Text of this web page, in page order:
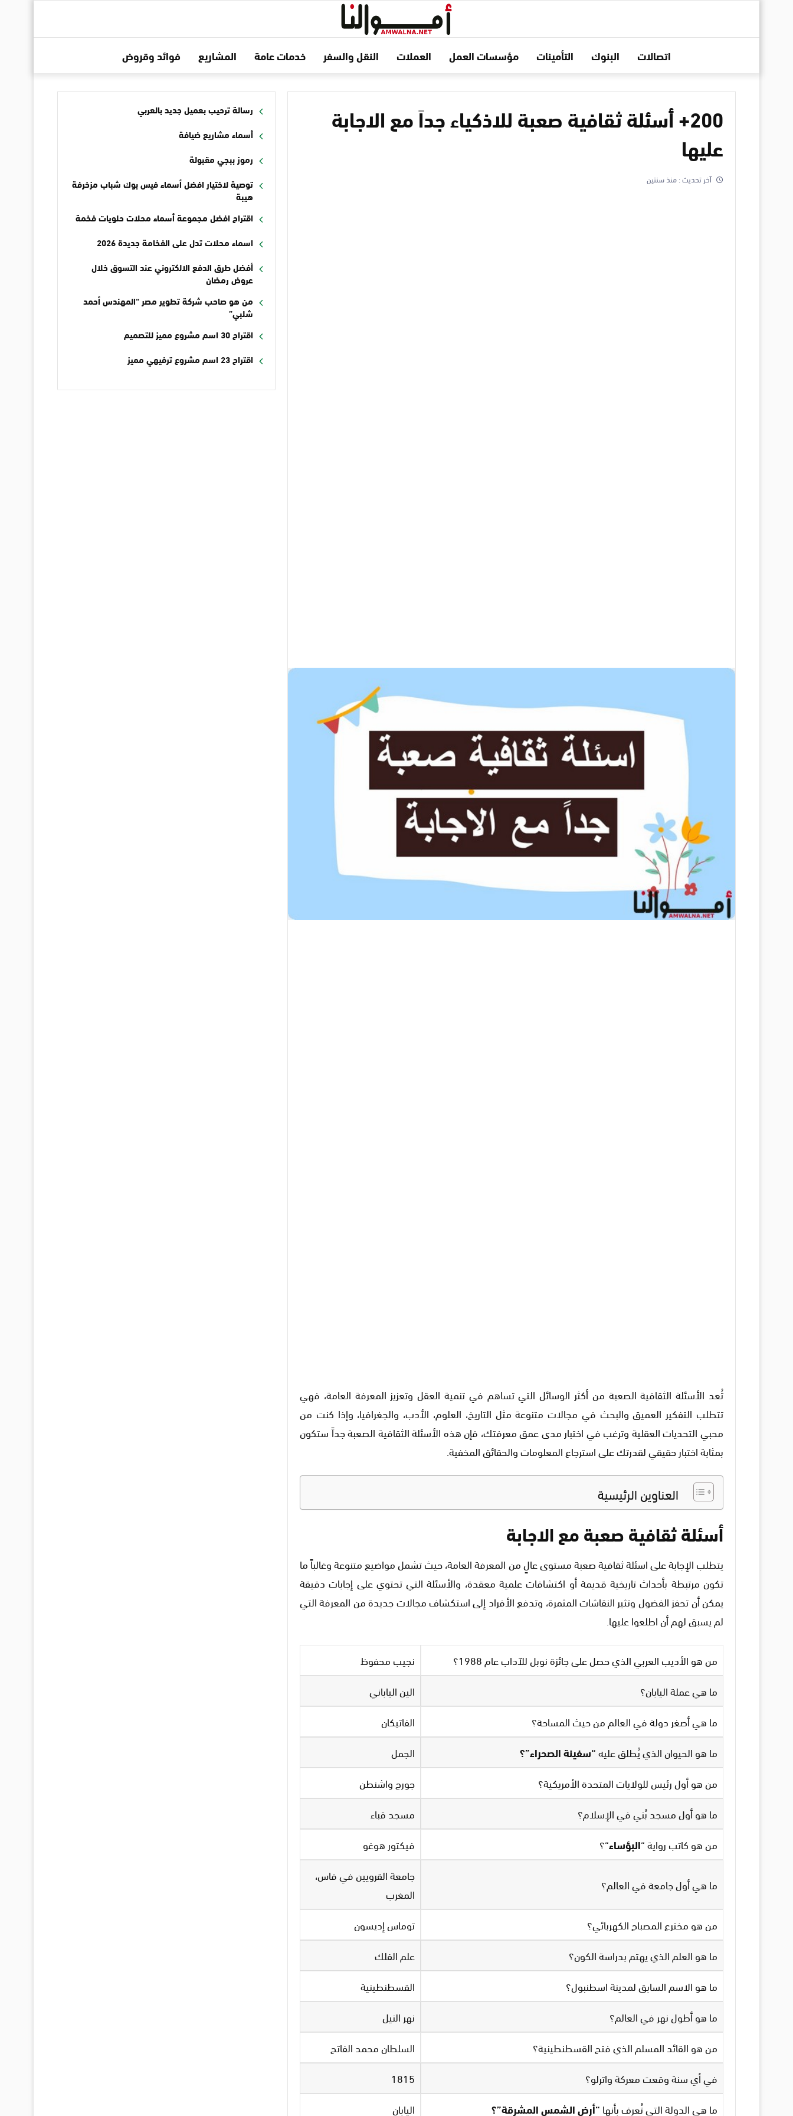
اتصالات البنوك التأمينات مؤسسات العمل العملات النقل والسفر خدمات عامة المشاريع فوائد وقروض
200+ أسئلة ثقافية صعبة للاذكياء جداً مع الاجابة
عليها
آخر تحديث :منذ سنتين
تُعد الأسئلة الثقافية الصعبة من أكثر الوسائل التي تساهم في تنمية العقل وتعزيز المعرفة العامة، فهي
تتطلب التفكير العميق والبحث في مجالات متنوعة مثل التاريخ، العلوم، الأدب، والجغرافيا، وإذا كنت من
محبي التحديات العقلية وترغب في اختبار مدى عمق معرفتك، فإن هذه الأسئلة الثقافية الصعبة جداً ستكون
بمثابة اختبار حقيقي لقدرتك على استرجاع المعلومات والحقائق المخفية.
العناوين الرئيسية
أسئلة ثقافية صعبة مع الاجابة
يتطلب الإجابة على اسئلة ثقافية صعبة مستوى عالٍ من المعرفة العامة، حيث تشمل مواضيع متنوعة وغالباً ما
تكون مرتبطة بأحداث تاريخية قديمة أو اكتشافات علمية معقدة، والأسئلة التي تحتوي على إجابات دقيقة
يمكن أن تحفز الفضول وتثير النقاشات المثمرة، وتدفع الأفراد إلى استكشاف مجالات جديدة من المعرفة التي
لم يسبق لهم أن اطلعوا عليها.
من هو الأديب العربي الذي حصل على جائزة نوبل للآداب عام 1988؟
نجيب محفوظ
ما هي عملة اليابان؟
الين الياباني
ما هي أصغر دولة في العالم من حيث المساحة؟
الفاتيكان
ما هو الحيوان الذي يُطلق عليه“سفينة الصحراء”؟
الجمل
من هو أول رئيس للولايات المتحدة الأمريكية؟
جورج واشنطن
ما هو أول مسجد بُني في الإسلام؟
مسجد قباء
من هو كاتب رواية “البؤساء“؟ فيكتور هوغو
ما هي أول جامعة في العالم؟
جامعة القرويين في فاس،
المغرب
من هو مخترع المصباح الكهربائي؟
توماس إديسون
ما هو العلم الذي يهتم بدراسة الكون؟
علم الفلك
ما هو الاسم السابق لمدينة اسطنبول؟
القسطنطينية
ما هو أطول نهر في العالم؟
نهر النيل
من هو القائد المسلم الذي فتح القسطنطينية؟
السلطان محمد الفاتح
في أي سنة وقعت معركة واترلو؟
1815
ما هي الدولة التي تُعرف بأنها“أرض الشمس المشرقة”؟ اليابان
رسالة ترحيب بعميل جديد بالعربي
أسماء مشاريع ضيافة
رموز ببجي مقبولة
توصية لاختيار افضل أسماء فيس بوك شباب مزخرفة
هيبة
اقتراح افضل مجموعة أسماء محلات حلويات فخمة
اسماء محلات تدل على الفخامة جديدة 2026
أفضل طرق الدفع الالكتروني عند التسوق خلال
عروض رمضان
من هو صاحب شركة تطوير مصر “المهندس أحمد
شلبي”
اقتراح 30 اسم مشروع مميز للتصميم
اقتراح 23 اسم مشروع ترفيهي مميز